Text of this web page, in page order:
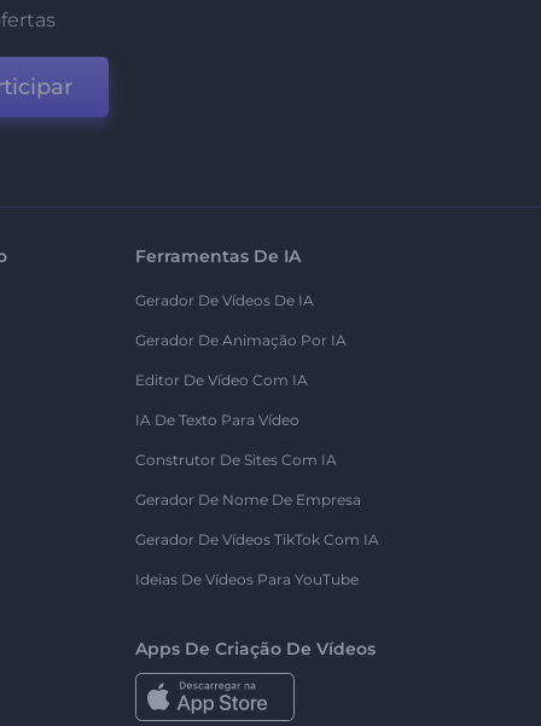
Ferramentas De IA
Gerador De Vídeos De IA
Gerador De Animação Por IA
Editor De Vídeo Com IA
IA De Texto Para Vídeo
Construtor De Sites Com IA
Gerador De Nome De Empresa
Gerador De Vídeos TikTok Com IA
Ideias De Vídeos Para YouTube
Apps De Criação De Vídeos